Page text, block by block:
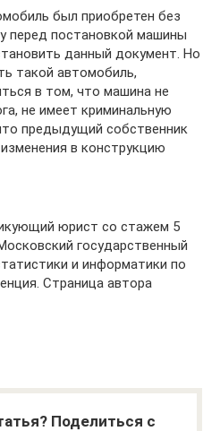
был приобретен без
перед постановкой машины
данный документ. Но
такой автомобиль,
в том, что машина не
не имеет криминальную
предыдущий собственник
в конструкцию
юрист со стажем 5
государственный
и информатики по
Страница автора
Поделиться с